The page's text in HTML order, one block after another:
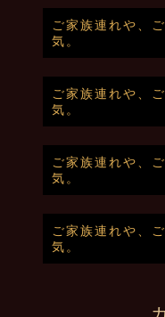
ご家族連れや、
気。
ご家族連れや、
気。
ご家族連れや、
気。
ご家族連れや、
気。